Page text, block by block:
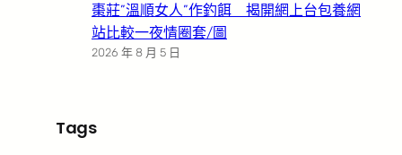
棗莊”溫順女人”作釣餌 揭開網上台包養網
站比較一夜情圈套/圖
2026 年 8 月 5 日
Tags